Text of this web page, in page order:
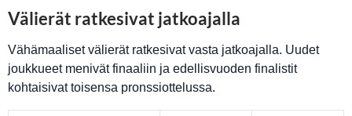
Välierät ratkesivat jatkoajalla
Vähämaaliset välierät ratkesivat vasta jatkoajalla. Uudet
joukkueet menivät finaaliin ja edellisvuoden finalistit
kohtaisivat toisensa pronssiottelussa.